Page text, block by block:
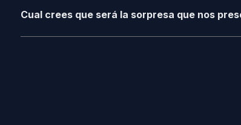
Cual crees que será la sorpresa que nos